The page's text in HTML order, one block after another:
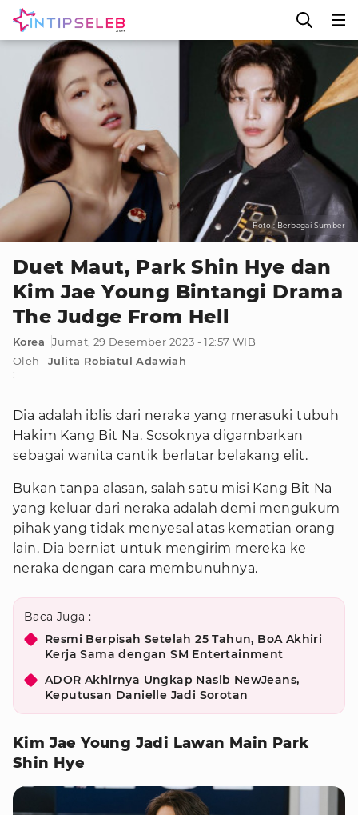
Foto : Berbagai Sumber
Duet Maut, Park Shin Hye dan
Kim Jae Young Bintangi Drama
The Judge From Hell
Korea
Jumat, 29 Desember 2023 - 12:57 WIB
Oleh
:
Julita Robiatul Adawiah
Dia adalah iblis dari neraka yang merasuki tubuh
Hakim Kang Bit Na. Sosoknya digambarkan
sebagai wanita cantik berlatar belakang elit.
Bukan tanpa alasan, salah satu misi Kang Bit Na
yang keluar dari neraka adalah demi mengukum
pihak yang tidak menyesal atas kematian orang
lain. Dia berniat untuk mengirim mereka ke
neraka dengan cara membunuhnya.
Baca Juga :
Resmi Berpisah Setelah 25 Tahun, BoA Akhiri
Kerja Sama dengan SM Entertainment
ADOR Akhirnya Ungkap Nasib NewJeans,
Keputusan Danielle Jadi Sorotan
Kim Jae Young Jadi Lawan Main Park
Shin Hye